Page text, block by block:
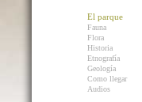
El parque
Fauna
Flora
Historia
Etnografía
Geología
Como llegar
Audios